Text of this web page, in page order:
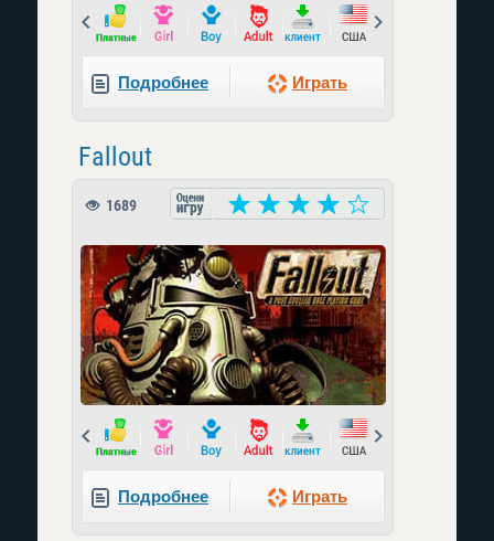
Prev
Подробнее Играть
Fallout
1689
Prev
Подробнее Играть